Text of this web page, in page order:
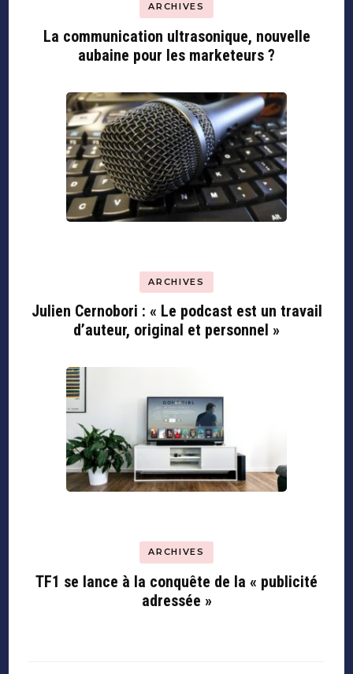
ARCHIVES
La communication ultrasonique, nouvelle
aubaine pour les marketeurs ?
ARCHIVES
Julien Cernobori : « Le podcast est un travail
d’auteur, original et personnel »
ARCHIVES
TF1 se lance à la conquête de la « publicité
adressée »